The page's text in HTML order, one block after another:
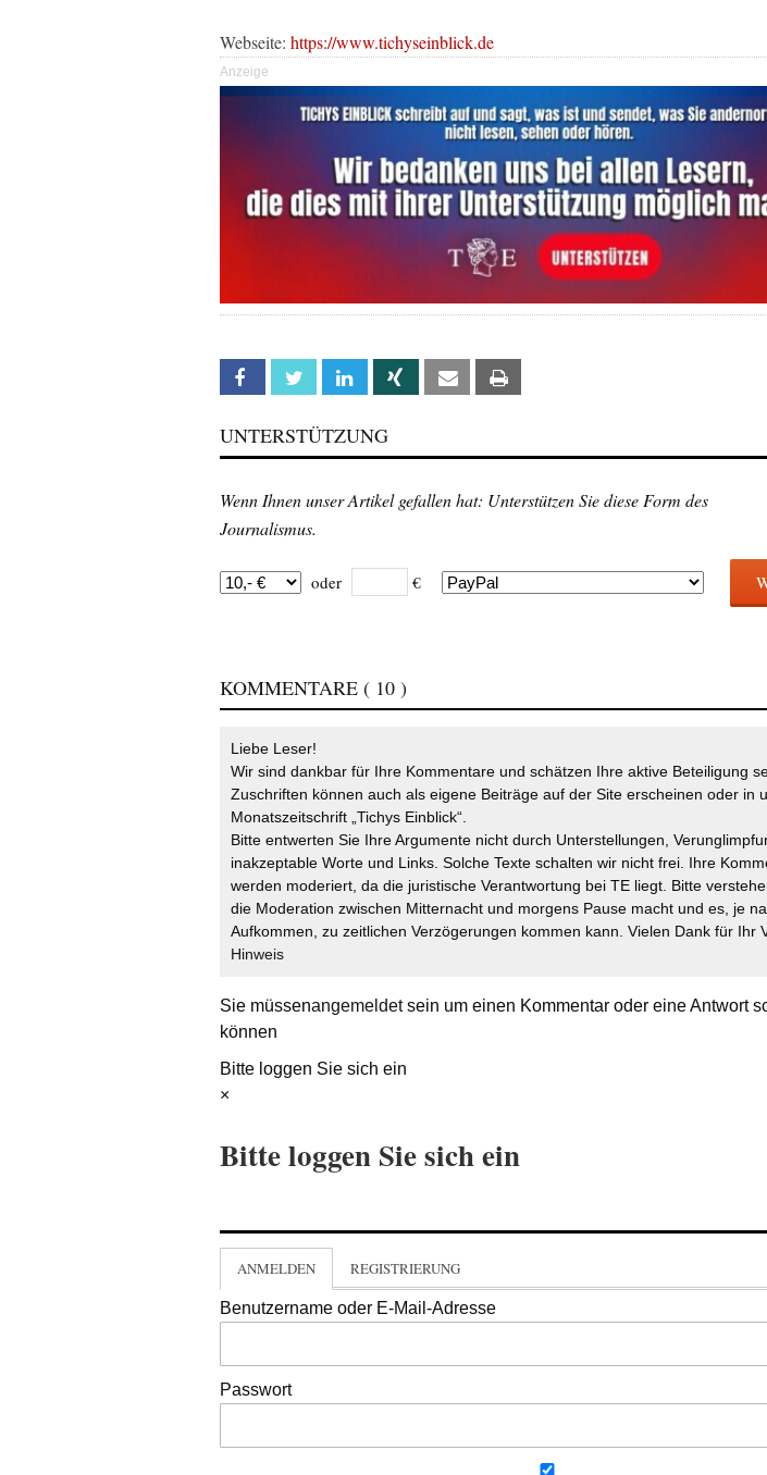
Webseite: https://www.tichyseinblick.de
Anzeige
Facebook Twitter Linkedin Xing Email
UNTERSTÜTZUNG
Wenn Ihnen unser Artikel gefallen hat: Unterstützen Sie diese Form des
Journalismus.
oder €
KOMMENTARE ( 10 )
Liebe Leser!
Wir sind dankbar für Ihre Kommentare und schätzen Ihre aktive Beteiligung
Zuschriften können auch als eigene Beiträge auf der Site erscheinen oder in
Monatszeitschrift „Tichys Einblick“.
Bitte entwerten Sie Ihre Argumente nicht durch Unterstellungen,
inakzeptable Worte und Links. Solche Texte schalten wir nicht frei. Ihre
werden moderiert, da die juristische Verantwortung bei TE liegt. Bitte
die Moderation zwischen Mitternacht und morgens Pause macht und es, je
Aufkommen, zu zeitlichen Verzögerungen kommen kann. Vielen Dank für Ihr
Hinweis
Sie müssenangemeldetsein um einen Kommentar oder eine Antwort
können
Bitte loggen Sie sich ein
×
Bitte loggen Sie sich ein
ANMELDEN REGISTRIERUNG
Benutzername oder E-Mail-Adresse
Passwort